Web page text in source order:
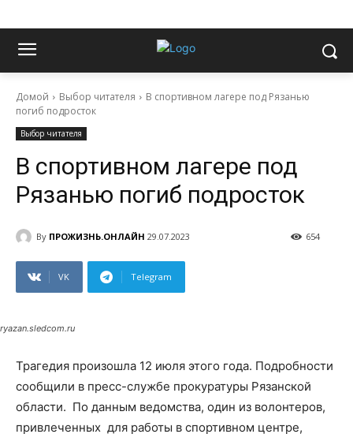
Домой Выбор читателя
В спортивном лагере под Рязанью
погиб подросток
Выбор читателя
В спортивном лагере под
Рязанью погиб подросток
By ПРОЖИЗНЬ.ОНЛАЙН 29.07.2023 654
VK Telegram
ryazan.sledcom.ru
Трагедия произошла 12 июля этого года. Подробности
сообщили в пресс-службе прокуратуры Рязанской
области. По данным ведомства, один из волонтеров,
привлеченных для работы в спортивном центре,